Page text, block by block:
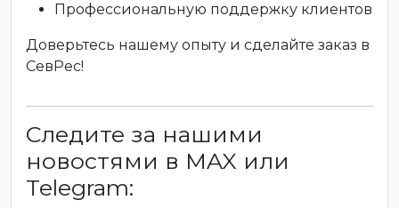
Профессиональную поддержку клиентов
Доверьтесь нашему опыту и сделайте заказ в
СевРес!
Следите за нашими
новостями в MAX или
Telegram: